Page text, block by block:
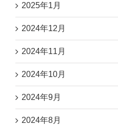
2025年1月
2024年12月
2024年11月
2024年10月
2024年9月
2024年8月